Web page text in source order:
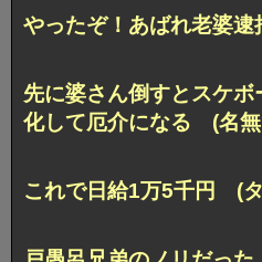
やったぞ！あばれ老婆
先に婆さん倒すとスケ
化して厄介になる (名
これで日給1万5千円 (